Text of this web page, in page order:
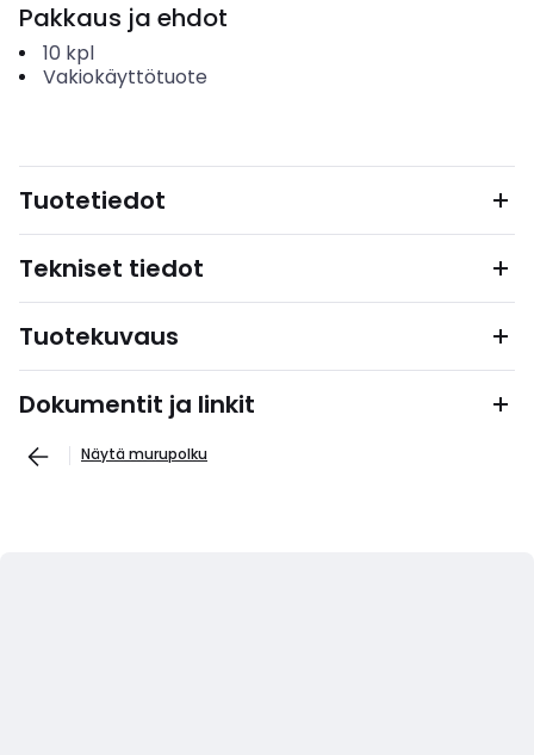
Pakkaus ja ehdot
10 kpl
Vakiokäyttötuote
Tuotetiedot
Tekniset tiedot
Tuotekuvaus
Dokumentit ja linkit
Näytä murupolku